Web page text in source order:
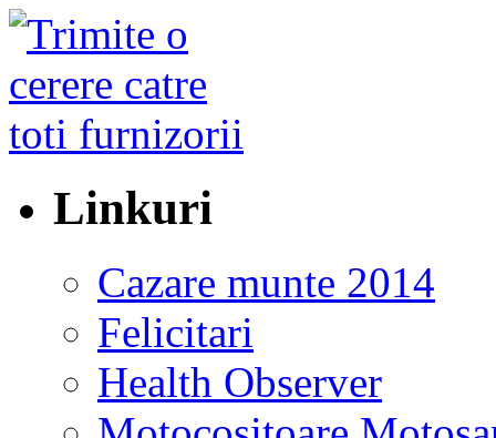
Linkuri
Cazare munte 2014
Felicitari
Health Observer